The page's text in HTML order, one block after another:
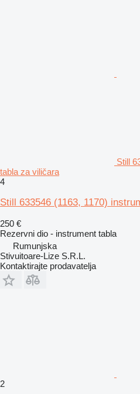
Still
tabla za viličara
4
Still 633546 (1163, 1170)
250 €
Rezervni dio - instrument tabla
Rumunjska
Stivuitoare-Lize S.R.L.
Kontaktirajte prodavatelja
2